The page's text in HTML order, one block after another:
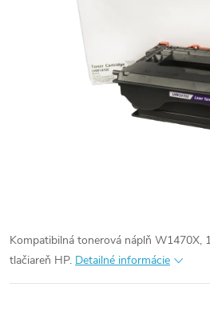
Kompatibilná tonerová náplň W1470X,
tlačiareň HP. Detailné informácie